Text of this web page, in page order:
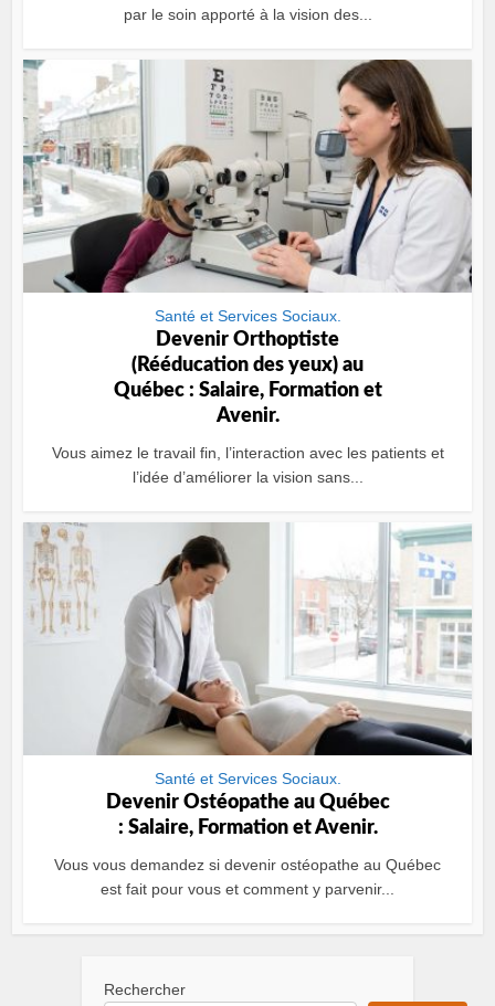
par le soin apporté à la vision des...
Santé et Services Sociaux.
Devenir Orthoptiste
(Rééducation des yeux) au
Québec : Salaire, Formation et
Avenir.
Vous aimez le travail fin, l’interaction avec les patients et
l’idée d’améliorer la vision sans...
Santé et Services Sociaux.
Devenir Ostéopathe au Québec
: Salaire, Formation et Avenir.
Vous vous demandez si devenir ostéopathe au Québec
est fait pour vous et comment y parvenir...
Rechercher